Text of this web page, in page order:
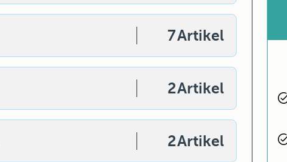
7Artikel
2Artikel
2Artikel